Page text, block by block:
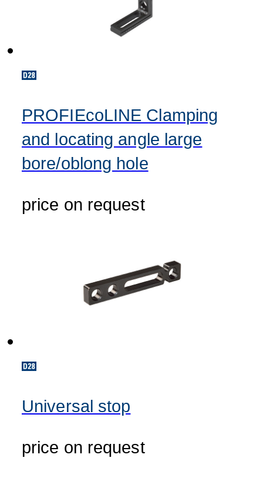
PROFIEcoLINE Clamping
and locating angle large
bore/oblong hole
price on request
Universal stop
price on request